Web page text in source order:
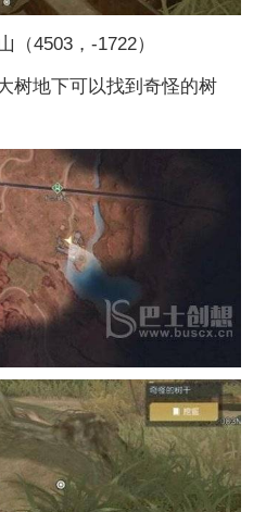
4503，-1722）
地下可以找到奇怪的树